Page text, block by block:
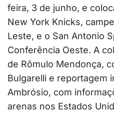
feira, 3 de junho, e
New York Knicks,
Leste, e o San Antonio
Conferência Oeste. A
de Rômulo Mendonça,
Bulgarelli e reportagem
Ambrósio, com
arenas nos Estados